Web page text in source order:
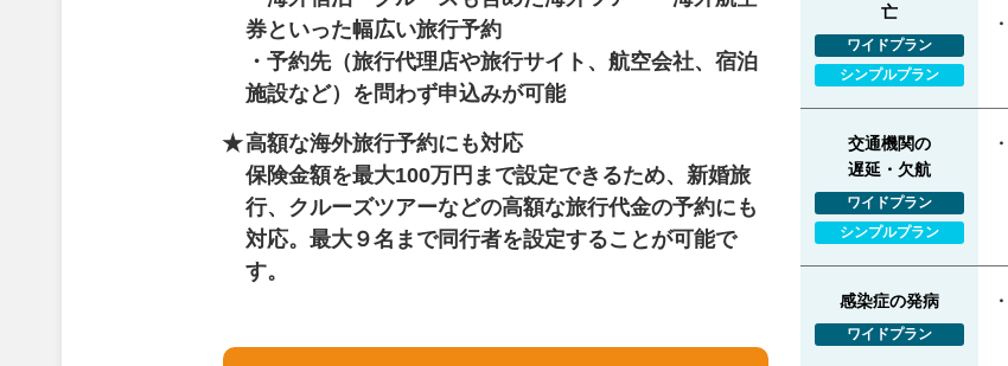
券といった幅広い旅行予約
・予約先（旅行代理店や旅行サイト、航空会社、宿泊
施設など）を問わず申込みが可能
高額な海外旅行予約にも対応
保険金額を最大100万円まで設定できるため、新婚旅
行、クルーズツアーなどの高額な旅行代金の予約にも
対応。最大９名まで同行者を設定することが可能で
す。
亡
ワイドプラン
シンプルプラン
交通機関の
遅延・欠航
ワイドプラン
シンプルプラン
感染症の発病
ワイドプラン